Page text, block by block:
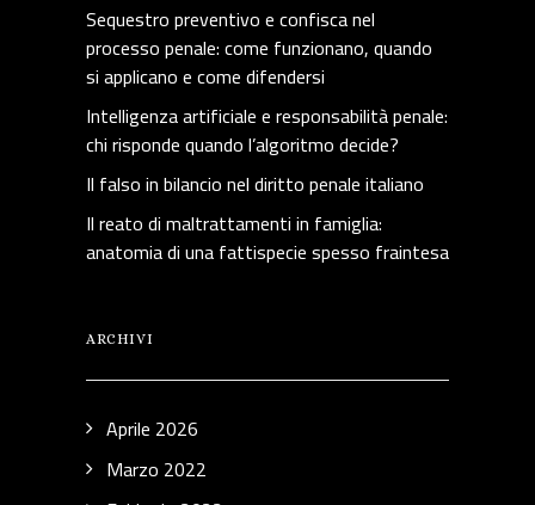
Sequestro preventivo e confisca nel
processo penale: come funzionano, quando
si applicano e come difendersi
Intelligenza artificiale e responsabilità penale:
chi risponde quando l’algoritmo decide?
Il falso in bilancio nel diritto penale italiano
Il reato di maltrattamenti in famiglia:
anatomia di una fattispecie spesso fraintesa
ARCHIVI
Aprile 2026
Marzo 2022